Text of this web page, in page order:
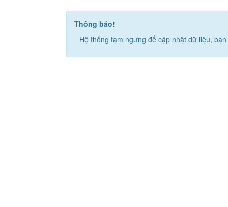
Thông báo!
Hệ thống tạm ngưng để cập nhật dữ liệu,